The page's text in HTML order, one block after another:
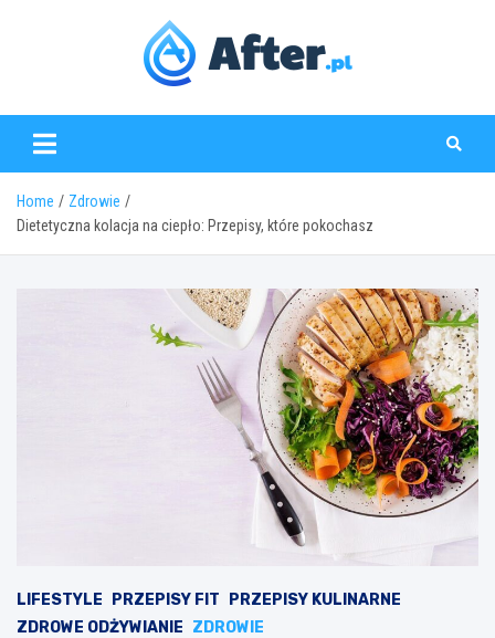
www.after.pl
Home
Zdrowie
Dietetyczna kolacja na ciepło: Przepisy, które pokochasz
LIFESTYLE PRZEPISY FIT
PRZEPISY KULINARNE
ZDROWE ODŻYWIANIE ZDROWIE